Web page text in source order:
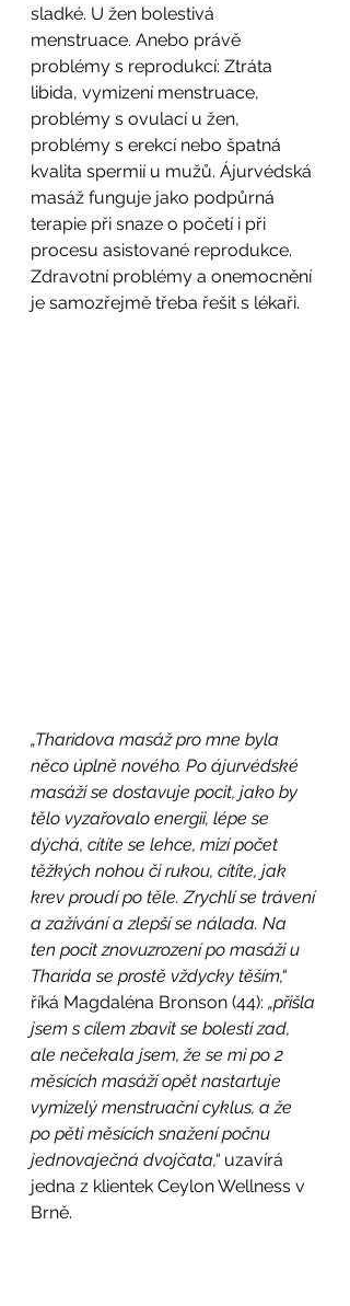
sladké. U žen bolestivá
menstruace. Anebo právě
problémy s reprodukcí: Ztráta
libida, vymizení menstruace,
problémy s ovulací u žen,
problémy s erekcí nebo špatná
kvalita spermií u mužů. Ájurvédská
masáž funguje jako podpůrná
terapie při snaze o početí i při
procesu asistované reprodukce.
Zdravotní problémy a onemocnění
je samozřejmě třeba řešit s lékaři.
„Tharidova masáž pro mne byla
něco úplně nového. Po ájurvédské
masáži se dostavuje pocit, jako by
tělo vyzařovalo energii, lépe se
dýchá, cítíte se lehce, mizí počet
těžkých nohou či rukou, cítíte, jak
krev proudí po těle. Zrychlí se trávení
a zažívání a zlepší se nálada. Na
ten pocit znovuzrození po masáži u
Tharida se prostě vždycky těším,“
říká Magdaléna Bronson (44): „přišla
jsem s cílem zbavit se bolesti zad,
ale nečekala jsem, že se mi po 2
měsících masáží opět nastartuje
vymizelý menstruační cyklus, a že
po pěti měsících snažení počnu
jednovaječná dvojčata,“ uzavírá
jedna z klientek Ceylon Wellness v
Brně.